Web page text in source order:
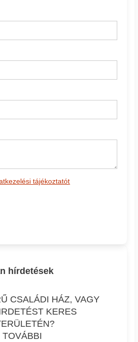
tájékoztatót
hírdetések
CSALÁDI HÁZ, VAGY
KERES